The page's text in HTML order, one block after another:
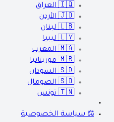
🇮🇶 العراق
🇯🇴 الأردن
🇱🇧 لبنان
🇱🇾 ليبيا
🇲🇦 المغرب
🇲🇷 موريتانيا
🇸🇩 السودان
🇸🇴 الصومال
🇹🇳 تونس
⚖️ سياسة الخصوصية